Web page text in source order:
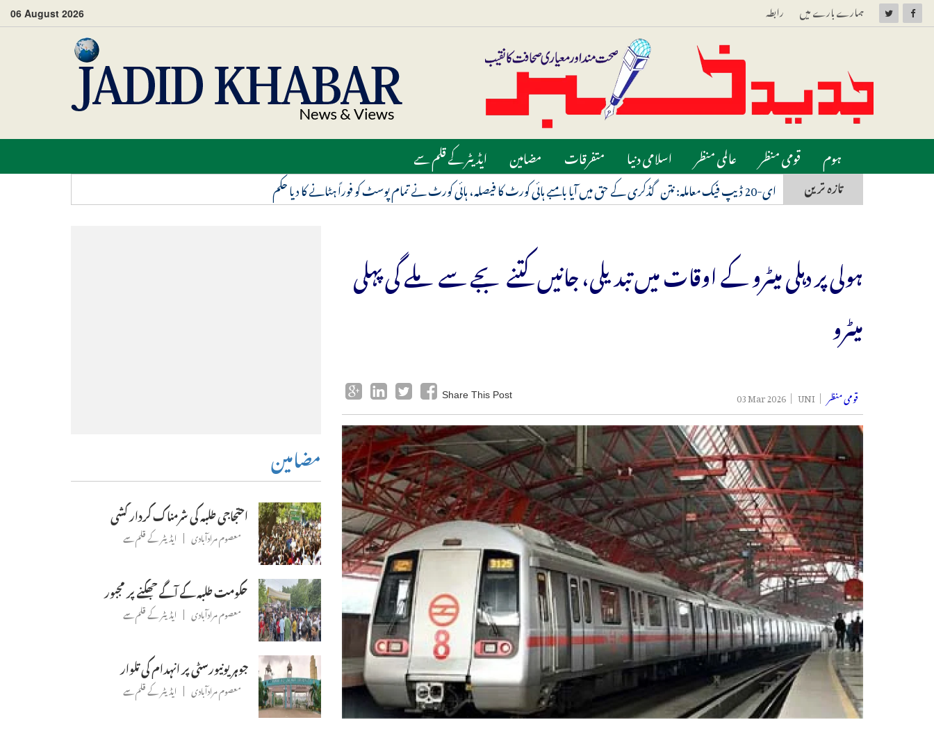
06 August 2026 ہمارے بارے میں رابطہ
ہوم ایڈیٹر کے قلم سے مضامین قومی منظر عالمی منظر اسلامی دنیا متفرقات
تازہ ترین ای-20 ڈیپ فیک معاملہ: نتن گڈکری کے حق میں آیا بامبے ہائی کورٹ کا فیصلہ، ہائی کورٹ نے تمام پوسٹ کو فوراً ہٹانے کا دیا حکم
ہولی پر دہلی میٹرو کے اوقات میں تبدیلی، جانیں کتنے بجے سے ملے گی پہلی
میٹرو
Share This Post 03 Mar 2026 UNI قومی منظر
مضامین
احتجاجی طلبہ کی شرمناک کردار کشی
معصوم مرادآبادی ایڈیٹر کے قلم سے
حکومت طلبہ کے آگے جھکنے پر مجبور
معصوم مرادآبادی ایڈیٹر کے قلم سے
جوہر یونیورسٹی پر انہدام کی تلوار
معصوم مرادآبادی ایڈیٹر کے قلم سے